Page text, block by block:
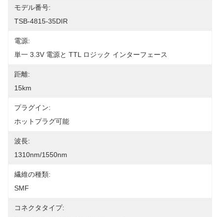
モデル番号:
TSB-4815-35DIR
電源:
単一 3.3V 電源と TTL ロジック インターフェース
距離:
15km
プラグイン:
ホットプラグ可能
波長:
1310nm/1550nm
繊維の種類:
SMF
コネクタタイプ: